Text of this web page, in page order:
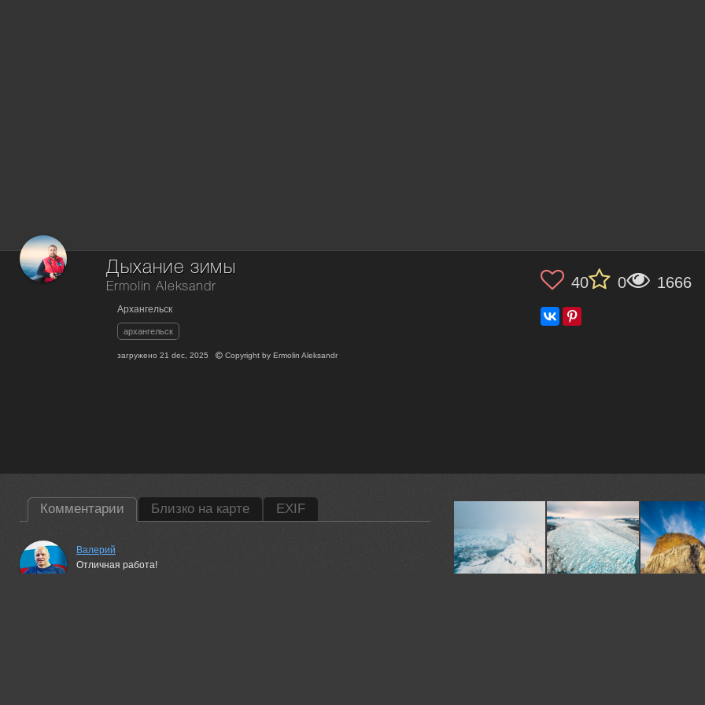
Дыхание зимы
Ermolin Aleksandr
Архангельск
архангельск
загружено21 dec, 2025 Copyright byErmolin Aleksandr
40 0 1666
Комментарии Близко на карте EXIF
Валерий
Отличная работа!